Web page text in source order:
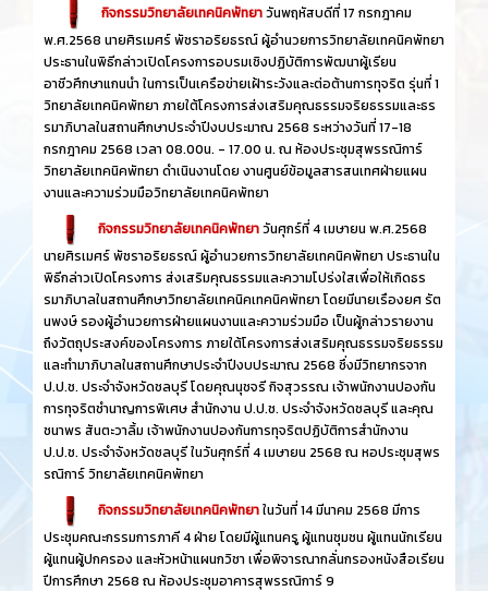
กิจกรรมวิทยาลัยเทคนิคพัทยาวันพฤหัสบดีที่ 17 กรกฎาคม
พ.ศ.2568 นายศิรเมศร์ พัชราอริยธรณ์ ผู้อำนวยการวิทยาลัยเทคนิคพัทยา
ประธานในพิธีกล่าวเปิดโครงการอบรมเชิงปฏิบัติการพัฒนาผู้เรียน
อาชีวศึกษาแกนนำ ในการเป็นเครือข่ายเฝ้าระวังและต่อต้านการทุจริต รุ่นที่ 1
วิทยาลัยเทคนิคพัทยา ภายใต้โครงการส่งเสริมคุณธรรมจริยธรรมและธร
รมาภิบาลในสถานศึกษาประจำปีงบประมาณ 2568 ระหว่างวันที่ 17-18
กรกฎาคม 2568 เวลา 08.00น. - 17.00 น. ณ ห้องประชุมสุพรรณิการ์
วิทยาลัยเทคนิคพัทยา ดำเนินงานโดย งานศูนย์ข้อมูลสารสนเทศฝ่ายแผน
งานและความร่วมมือวิทยาลัยเทคนิคพัทยา
กิจกรรมวิทยาลัยเทคนิคพัทยาวันศุกร์ที่ 4 เมษายน พ.ศ.2568
นายศิรเมศร์ พัชราอริยธรณ์ ผู้อำนวยการวิทยาลัยเทคนิคพัทยา ประธานใน
พิธีกล่าวเปิดโครงการ ส่งเสริมคุณธรรมและความโปร่งใสเพื่อให้เกิดธร
รมาภิบาลในสถานศึกษาวิทยาลัยเทคนิคเทคนิคพัทยา โดยมีนายเรืองยศ รัต
นพงษ์ รองผู้อำนวยการฝ่ายแผนงานและความร่วมมือ เป็นผู้กล่าวรายงาน
ถึงวัตถุประสงค์ของโครงการ ภายใต้โครงการส่งเสริมคุณธรรมจริยธรรม
และทำมาภิบาลในสถานศึกษาประจำปีงบประมาณ 2568 ซึ่งมีวิทยากรจาก
ป.ป.ช. ประจำจังหวัดชลบุรี โดยคุณนุชจรี กิจสุวรรณ เจ้าพนักงานปองกัน
การทุจริตชำนาญการพิเศษ สำนักงาน ป.ป.ช. ประจำจังหวัดชลบุรี และคุณ
ชนาพร สันตะวาลิ้ม เจ้าพนักงานปองกันการทุจริตปฏิบัติการสำนักงาน
ป.ป.ช. ประจำจังหวัดชลบุรี ในวันศุกร์ที่ 4 เมษายน 2568 ณ หอประชุมสุพร
รณิการ์ วิทยาลัยเทคนิคพัทยา
กิจกรรมวิทยาลัยเทคนิคพัทยาในวันที่ 14 มีนาคม 2568 มีการ
ประชุมคณะกรรมการภาคี 4 ฝ่าย โดยมีผู้แทนครู ผู้แทนชุมชน ผู้แทนนักเรียน
ผู้แทนผู้ปกครอง และหัวหน้าแผนกวิชา เพื่อพิจารณากลั่นกรองหนังสือเรียน
ปีการศึกษา 2568 ณ ห้องประชุมอาคารสุพรรณิการ์ 9